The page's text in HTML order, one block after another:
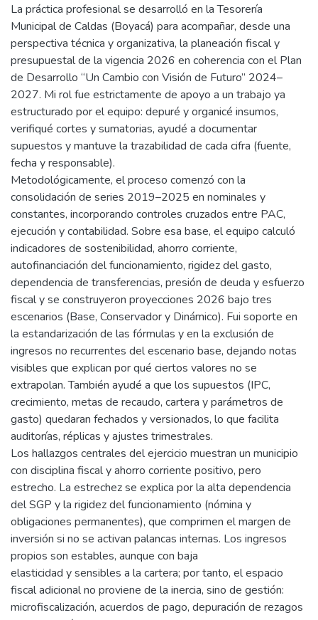
La práctica profesional se desarrolló en la Tesorería
Municipal de Caldas (Boyacá) para acompañar, desde una
perspectiva técnica y organizativa, la planeación fiscal y
presupuestal de la vigencia 2026 en coherencia con el Plan
de Desarrollo “Un Cambio con Visión de Futuro” 2024–
2027. Mi rol fue estrictamente de apoyo a un trabajo ya
estructurado por el equipo: depuré y organicé insumos,
verifiqué cortes y sumatorias, ayudé a documentar
supuestos y mantuve la trazabilidad de cada cifra (fuente,
fecha y responsable).
Metodológicamente, el proceso comenzó con la
consolidación de series 2019–2025 en nominales y
constantes, incorporando controles cruzados entre PAC,
ejecución y contabilidad. Sobre esa base, el equipo calculó
indicadores de sostenibilidad, ahorro corriente,
autofinanciación del funcionamiento, rigidez del gasto,
dependencia de transferencias, presión de deuda y esfuerzo
fiscal y se construyeron proyecciones 2026 bajo tres
escenarios (Base, Conservador y Dinámico). Fui soporte en
la estandarización de las fórmulas y en la exclusión de
ingresos no recurrentes del escenario base, dejando notas
visibles que explican por qué ciertos valores no se
extrapolan. También ayudé a que los supuestos (IPC,
crecimiento, metas de recaudo, cartera y parámetros de
gasto) quedaran fechados y versionados, lo que facilita
auditorías, réplicas y ajustes trimestrales.
Los hallazgos centrales del ejercicio muestran un municipio
con disciplina fiscal y ahorro corriente positivo, pero
estrecho. La estrechez se explica por la alta dependencia
del SGP y la rigidez del funcionamiento (nómina y
obligaciones permanentes), que comprimen el margen de
inversión si no se activan palancas internas. Los ingresos
propios son estables, aunque con baja
elasticidad y sensibles a la cartera; por tanto, el espacio
fiscal adicional no proviene de la inercia, sino de gestión:
microfiscalización, acuerdos de pago, depuración de rezagos